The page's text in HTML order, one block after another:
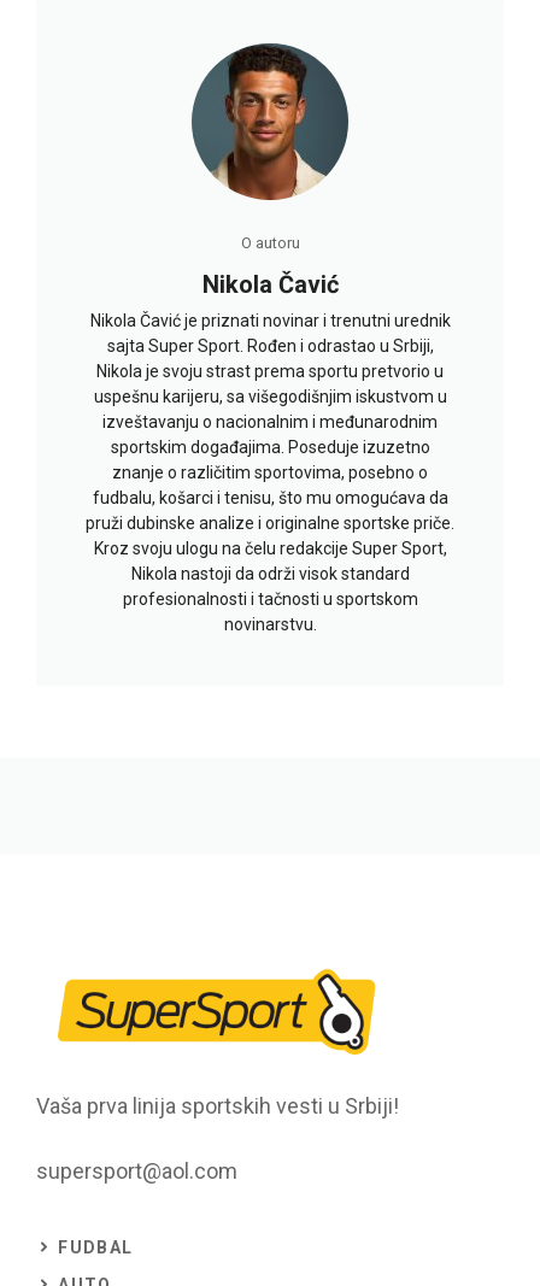
O autoru
Nikola Čavić
Nikola Čavić je priznati novinar i trenutni urednik
sajta Super Sport. Rođen i odrastao u Srbiji,
Nikola je svoju strast prema sportu pretvorio u
uspešnu karijeru, sa višegodišnjim iskustvom u
izveštavanju o nacionalnim i međunarodnim
sportskim događajima. Poseduje izuzetno
znanje o različitim sportovima, posebno o
fudbalu, košarci i tenisu, što mu omogućava da
pruži dubinske analize i originalne sportske priče.
Kroz svoju ulogu na čelu redakcije Super Sport,
Nikola nastoji da održi visok standard
profesionalnosti i tačnosti u sportskom
novinarstvu.
Vaša prva linija sportskih vesti u Srbiji!
supersport@aol.com
FUDBAL